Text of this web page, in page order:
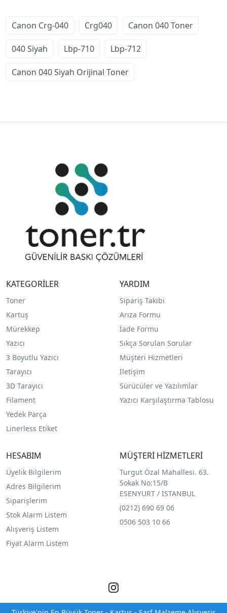
Canon Crg-040 Crg040 Canon 040 Toner
040 Siyah Lbp-710 Lbp-712
Canon 040 Siyah Orijinal Toner
KATEGORİLER
Toner
Kartuş
Mürekkep
Yazıcı
3 Boyutlu Yazıcı
Tarayıcı
3D Tarayıcı
Filament
Yedek Parça
Linerless Etiket
YARDIM
Sipariş Takibi
Arıza Formu
İade Formu
Sıkça Sorulan Sorular
Müşteri Hizmetleri
İletişim
Sürücüler ve Yazılımlar
Yazıcı Karşılaştırma Tablosu
HESABIM
Üyelik Bilgilerim
Adres Bilgilerim
Siparişlerim
Stok Alarm Listem
Alışveriş Listem
Fiyat Alarm Listem
MÜŞTERİ HİZMETLERİ
Turgut Özal Mahallesi. 63.
Sokak No:15/B
ESENYURT / İSTANBUL
(0212) 690 69 06
0506 503 10 66